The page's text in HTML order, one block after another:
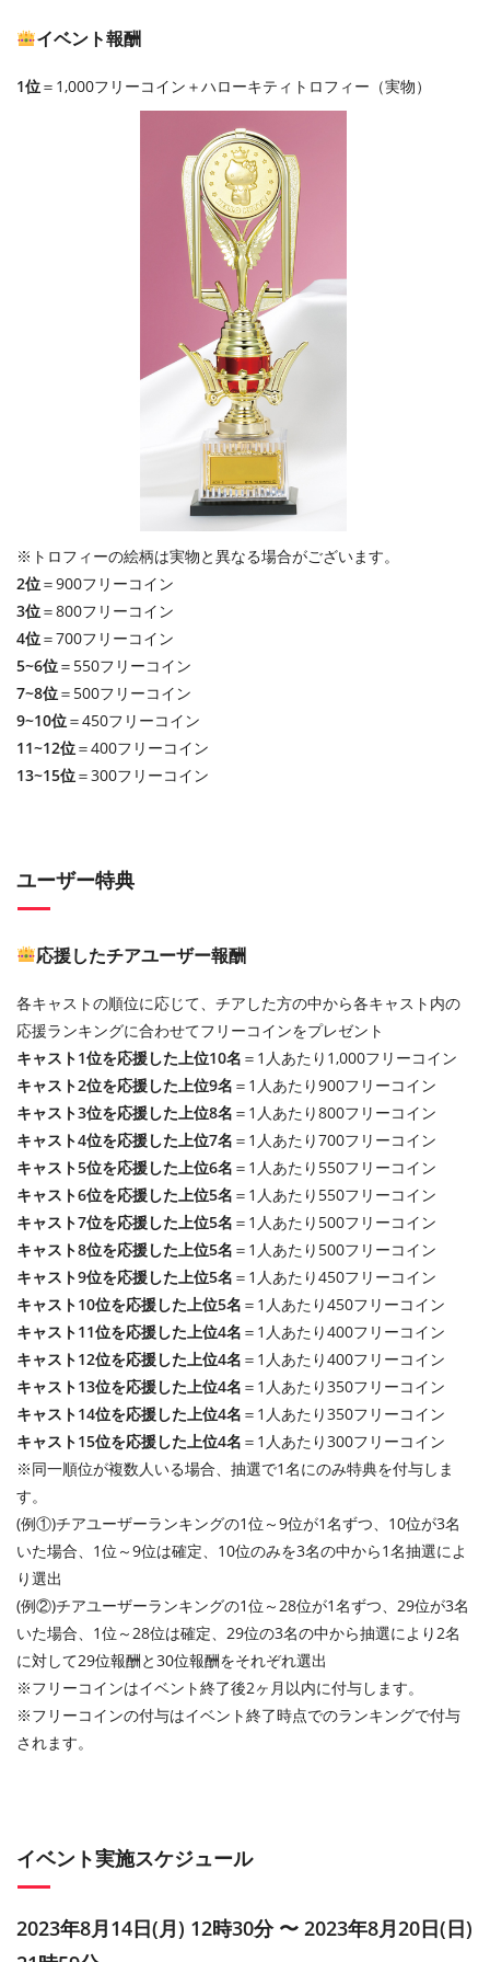
イベント報酬
1位＝1,000フリーコイン＋ハローキティトロフィー（実物）
※トロフィーの絵柄は実物と異なる場合がございます。
2位＝900フリーコイン
3位＝800フリーコイン
4位＝700フリーコイン
5~6位＝550フリーコイン
7~8位＝500フリーコイン
9~10位＝450フリーコイン
11~12位＝400フリーコイン
13~15位＝300フリーコイン
ユーザー特典
応援したチアユーザー報酬
各キャストの順位に応じて、チアした方の中から各キャスト内の
応援ランキングに合わせてフリーコインをプレゼント
キャスト1位を応援した上位10名 ＝1人あたり1,000フリーコイン
キャスト2位を応援した上位9名 ＝1人あたり900フリーコイン
キャスト3位を応援した上位8名 ＝1人あたり800フリーコイン
キャスト4位を応援した上位7名 ＝1人あたり700フリーコイン
キャスト5位を応援した上位6名 ＝1人あたり550フリーコイン
キャスト6位を応援した上位5名 ＝1人あたり550フリーコイン
キャスト7位を応援した上位5名 ＝1人あたり500フリーコイン
キャスト8位を応援した上位5名 ＝1人あたり500フリーコイン
キャスト9位を応援した上位5名 ＝1人あたり450フリーコイン
キャスト10位を応援した上位5名 ＝1人あたり450フリーコイン
キャスト11位を応援した上位4名 ＝1人あたり400フリーコイン
キャスト12位を応援した上位4名 ＝1人あたり400フリーコイン
キャスト13位を応援した上位4名 ＝1人あたり350フリーコイン
キャスト14位を応援した上位4名 ＝1人あたり350フリーコイン
キャスト15位を応援した上位4名 ＝1人あたり300フリーコイン
※同一順位が複数人いる場合、抽選で1名にのみ特典を付与しま
す。
(例①)チアユーザーランキングの1位～9位が1名ずつ、10位が3名
いた場合、1位～9位は確定、10位のみを3名の中から1名抽選によ
り選出
(例②)チアユーザーランキングの1位～28位が1名ずつ、29位が3名
いた場合、1位～28位は確定、29位の3名の中から抽選により2名
に対して29位報酬と30位報酬をそれぞれ選出
※フリーコインはイベント終了後2ヶ月以内に付与します。
※フリーコインの付与はイベント終了時点でのランキングで付与
されます。
イベント実施スケジュール
2023年8月14日(月) 12時30分 〜 2023年8月20日(日)